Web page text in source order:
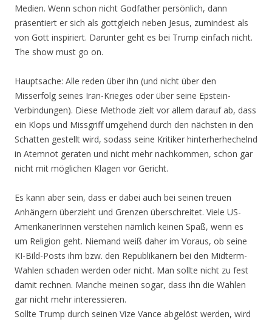
Medien. Wenn schon nicht Godfather persönlich, dann
präsentiert er sich als gottgleich neben Jesus, zumindest als
von Gott inspiriert. Darunter geht es bei Trump einfach nicht.
The show must go on.
Hauptsache: Alle reden über ihn (und nicht über den
Misserfolg seines Iran-Krieges oder über seine Epstein-
Verbindungen). Diese Methode zielt vor allem darauf ab, dass
ein Klops und Missgriff umgehend durch den nächsten in den
Schatten gestellt wird, sodass seine Kritiker hinterherhechelnd
in Atemnot geraten und nicht mehr nachkommen, schon gar
nicht mit möglichen Klagen vor Gericht.
Es kann aber sein, dass er dabei auch bei seinen treuen
Anhängern überzieht und Grenzen überschreitet. Viele US-
AmerikanerInnen verstehen nämlich keinen Spaß, wenn es
um Religion geht. Niemand weiß daher im Voraus, ob seine
KI-Bild-Posts ihm bzw. den Republikanern bei den Midterm-
Wahlen schaden werden oder nicht. Man sollte nicht zu fest
damit rechnen. Manche meinen sogar, dass ihn die Wahlen
gar nicht mehr interessieren.
Sollte Trump durch seinen Vize Vance abgelöst werden, wird